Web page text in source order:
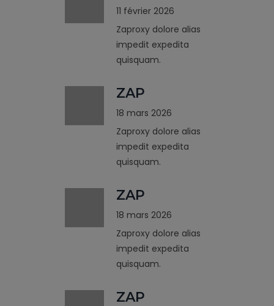
11 février 2026
Zaproxy dolore alias
impedit expedita
quisquam.
ZAP
18 mars 2026
Zaproxy dolore alias
impedit expedita
quisquam.
ZAP
18 mars 2026
Zaproxy dolore alias
impedit expedita
quisquam.
ZAP